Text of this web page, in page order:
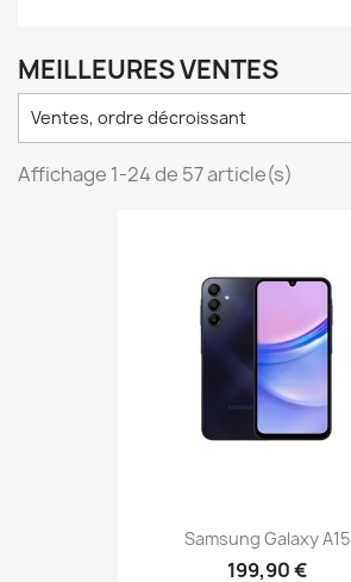
MEILLEURES VENTES
Ventes, ordre décroissant
Affichage 1-24 de 57 article(s)
Samsung Galaxy A15
199,90 €